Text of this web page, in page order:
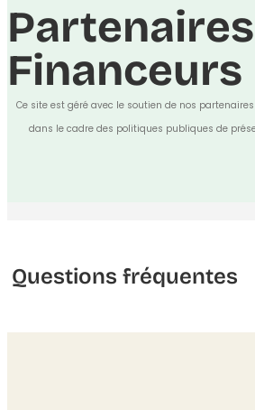
Financeurs
Ce site est géré avec le soutien de nos
dans le cadre des politiques publiques de
Questions fréquentes